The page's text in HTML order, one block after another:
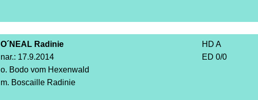
O´NEAL Radinie
nar.: 17.9.2014
o. Bodo vom Hexenwald
m. Boscaille Radinie
HD A
ED 0/0